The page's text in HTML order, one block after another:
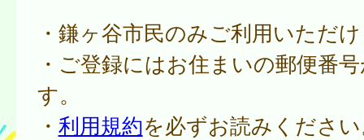
・鎌ヶ谷市民のみご利用いただ
・ご登録にはお住まいの郵便番
す。
・ 利用規約を必ずお読みくださ